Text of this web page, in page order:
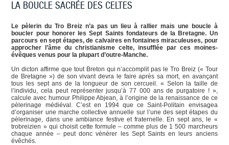
LA BOUCLE SACRÉE DES CELTES
Le pèlerin du Tro Breiz n’a pas un lieu à rallier mais une boucle à
boucler pour honorer les Sept Saints fondateurs de la Bretagne. Un
parcours en sept étapes, de calvaires en fontaines miraculeuses, pour
approcher l’âme du christianisme celte, insufflée par ces moines-
évêques venus pour la plupart d’outre-Manche.
Un dicton affirme que tout Breton qui n’accomplit pas le Tro Breiz (« Tour
de Bretagne ») de son vivant devra le faire après sa mort, en avançant
tous les sept ans de la longueur de son cercueil. « Selon la taille de
l’individu, cela peut représenter jusqu’à 77 000 ans de purgatoire ! »,
calcule avec humour Philippe Abjean, à l’origine de la renaissance de ce
pèlerinage médiéval. C’est en 1994 que ce Saint-Politain envisagea
d’organiser une marche collective annuelle sur l’une des sept étapes du
pèlerinage, dans une ambiance festive et fraternelle. En sept ans, le «
trobreizien » qui choisit cette formule – comme plus de 1 500 marcheurs
chaque année – peut donc vénérer les Sept Saints en leurs anciens
évêchés.